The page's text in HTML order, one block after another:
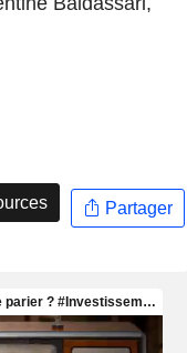
Partager